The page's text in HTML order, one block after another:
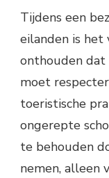
Tijdens een
eilanden is het
onthouden dat
moet
toeristische
ongerepte
te behouden
nemen, alleen